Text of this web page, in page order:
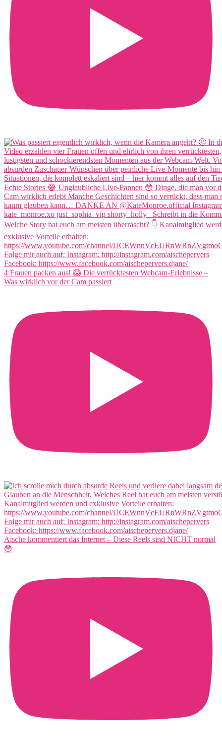
4 Frauen packen aus! 😱 Die verrücktesten Webcam-Erlebnisse –
Was wirklich vor der Cam passiert
Aische kommentiert das Internet – Diese Reels sind NICHT normal
😳